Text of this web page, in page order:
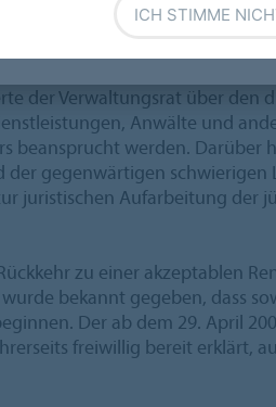
Generalversammlung teil.
der Leitung des neuen
der Verwaltungsrat über den
Anwälte und
beansprucht werden.
gegenwärtigen
juristischen Aufarbeitung der
zu einer akzeptablen
bekannt gegeben, dass
Der ab dem 29. April
freiwillig bereit erklärt,
ICH STIMME